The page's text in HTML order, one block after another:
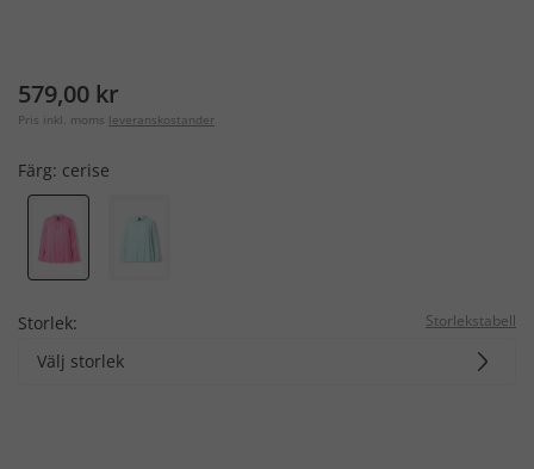
579,00 kr
Pris inkl. moms leveranskostander
Färg: cerise
Storlek: Storlekstabell
Välj storlek